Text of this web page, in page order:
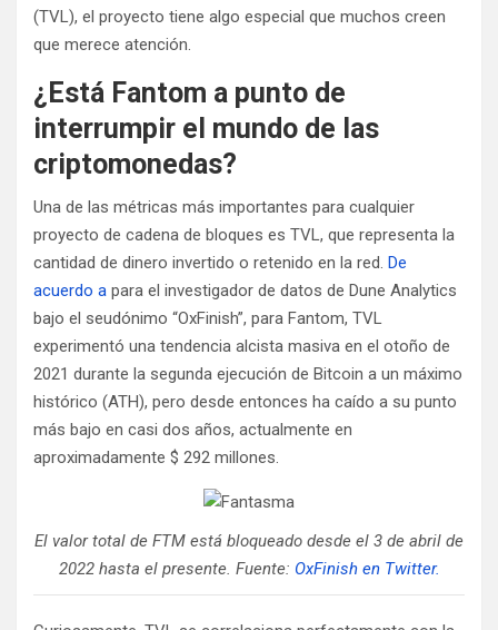
(TVL), el proyecto tiene algo especial que muchos creen
que merece atención.
¿Está Fantom a punto de
interrumpir el mundo de las
criptomonedas?
Una de las métricas más importantes para cualquier
proyecto de cadena de bloques es TVL, que representa la
cantidad de dinero invertido o retenido en la red. De
acuerdo a para el investigador de datos de Dune Analytics
bajo el seudónimo “OxFinish”, para Fantom, TVL
experimentó una tendencia alcista masiva en el otoño de
2021 durante la segunda ejecución de Bitcoin a un máximo
histórico (ATH), pero desde entonces ha caído a su punto
más bajo en casi dos años, actualmente en
aproximadamente $ 292 millones.
El valor total de FTM está bloqueado desde el 3 de abril de
2022 hasta el presente. Fuente: OxFinish en Twitter.